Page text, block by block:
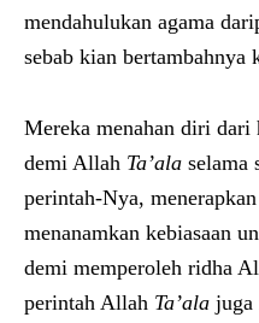
mendahulukan agama
sebab kian bertambahnya
Mereka menahan diri
demi Allah Ta’ala selama
perintah-Nya,
menanamkan kebiasaan
demi memperoleh ridha
perintah Allah Ta’ala juga